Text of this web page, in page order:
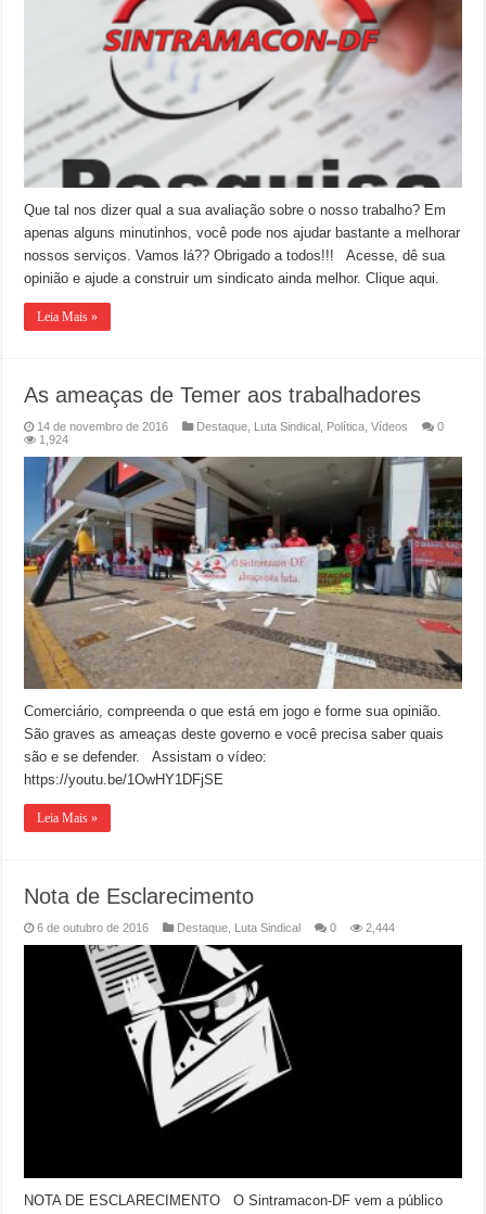
Que tal nos dizer qual a sua avaliação sobre o nosso trabalho? Em
apenas alguns minutinhos, você pode nos ajudar bastante a melhorar
nossos serviços. Vamos lá?? Obrigado a todos!!! Acesse, dê sua
opinião e ajude a construir um sindicato ainda melhor. Clique aqui.
Leia Mais »
As ameaças de Temer aos trabalhadores
14 de novembro de 2016 Destaque Luta Sindical Política ,Vídeos
0
1,924
Comerciário, compreenda o que está em jogo e forme sua opinião.
São graves as ameaças deste governo e você precisa saber quais
são e se defender. Assistam o vídeo:
https://youtu.be/1OwHY1DFjSE
Leia Mais »
Nota de Esclarecimento
6 de outubro de 2016 Destaque Luta Sindical 0 2,444
NOTA DE ESCLARECIMENTO O Sintramacon-DF vem a público